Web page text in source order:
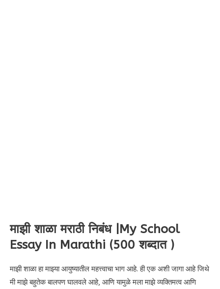
माझी शाळा मराठी निबंध |My School
Essay In Marathi (500 शब्दात )
माझी शाळा हा माझ्या आयुष्यातील महत्त्वाचा भाग आहे. ही एक अशी जागा आहे जिथे
मी माझे बहुतेक बालपण घालवले आहे, आणि यामुळे मला माझे व्यक्तिमत्व आणि